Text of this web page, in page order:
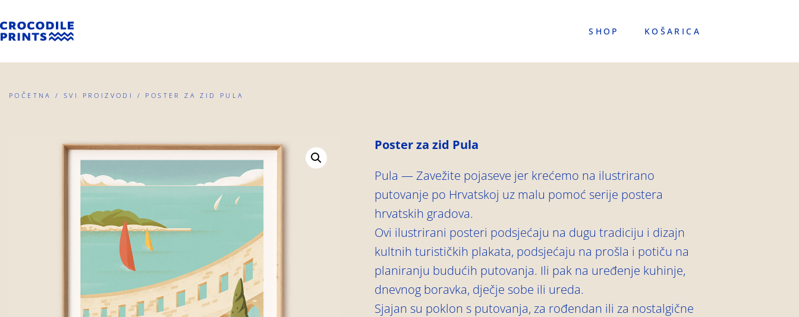
SHOP KOŠARICA
POČETNA /SVI PROIZVODI / POSTER ZA ZID PULA
Poster za zid Pula
Pula — Zavežite pojaseve jer krećemo na ilustrirano
putovanje po Hrvatskoj uz malu pomoć serije postera
hrvatskih gradova.
Ovi ilustrirani posteri podsjećaju na dugu tradiciju i dizajn
kultnih turističkih plakata, podsjećaju na prošla i potiču na
planiranju budućih putovanja. Ili pak na uređenje kuhinje,
dnevnog boravka, dječje sobe ili ureda.
Sjajan su poklon s putovanja, za rođendan ili za nostalgične